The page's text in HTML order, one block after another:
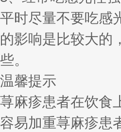
平时尽量不要吃感
的影响是比较大的
些。
温馨提示
荨麻疹患者在饮食
容易加重荨麻疹患